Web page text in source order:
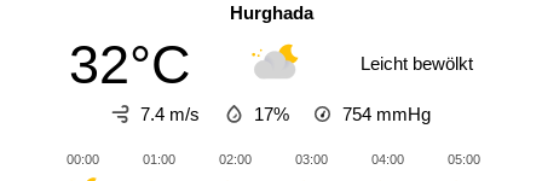
Hurghada
32°C Leicht bewölkt
7.4 m/s 17% 754 mmHg
00:00 01:00 02:00 03:00 04:00 05:00